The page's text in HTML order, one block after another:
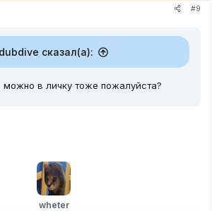
#9
dubdive сказал(а):
можно в личку тоже пожалуйста?
wheter